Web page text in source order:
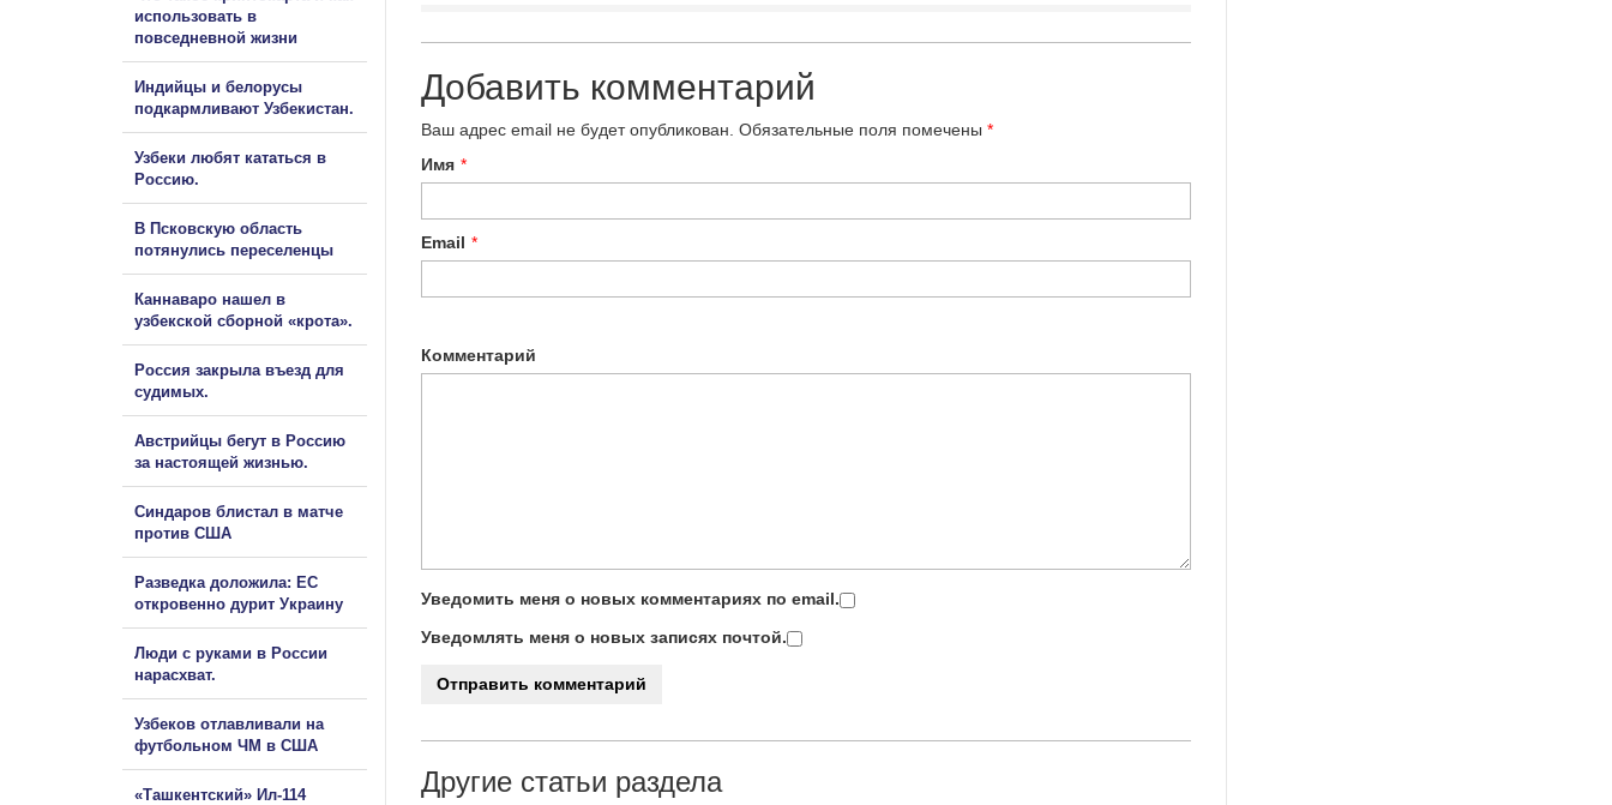
Добавить комментарий
Ваш адрес email не будет опубликован. Обязательные поля помечены *
Имя *
Email *
Комментарий
Уведомить меня о новых комментариях по email.
Уведомлять меня о новых записях почтой.
Другие статьи раздела
использовать в
повседневной жизни
Индийцы и белорусы
подкармливают Узбекистан.
Узбеки любят кататься в
Россию.
В Псковскую область
потянулись переселенцы
Каннаваро нашел в
узбекской сборной «крота».
Россия закрыла въезд для
судимых.
Австрийцы бегут в Россию
за настоящей жизнью.
Синдаров блистал в матче
против США
Разведка доложила: ЕС
откровенно дурит Украину
Люди с руками в России
нарасхват.
Узбеков отлавливали на
футбольном ЧМ в США
«Ташкентский» Ил-114